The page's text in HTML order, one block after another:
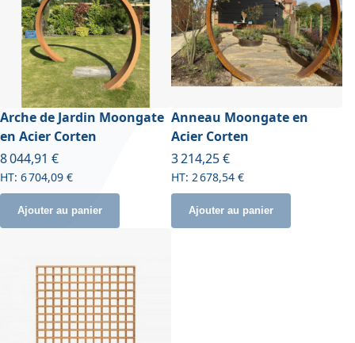
Arche de Jardin Moongate
en Acier Corten
8 044,91 €
6 704,09 €
Ajouter au panier
Anneau Moongate en
Acier Corten
3 214,25 €
2 678,54 €
Ajouter au panier